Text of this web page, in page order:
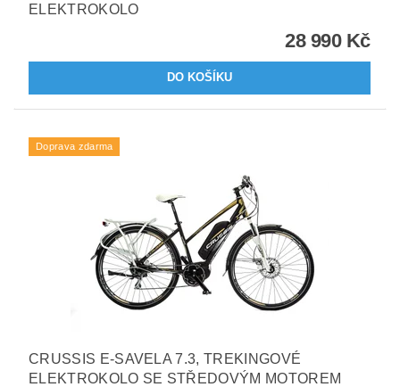
ELEKTROKOLO
28 990 Kč
Doprava zdarma
CRUSSIS E-SAVELA 7.3, TREKINGOVÉ
ELEKTROKOLO SE STŘEDOVÝM MOTOREM